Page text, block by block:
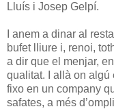
Lluís i Josep Gelpí.
I anem a dinar al
bufet lliure i, renoi,
a dir que el menjar,
qualitat. I allà on algú
fixo en un company
safates, a més